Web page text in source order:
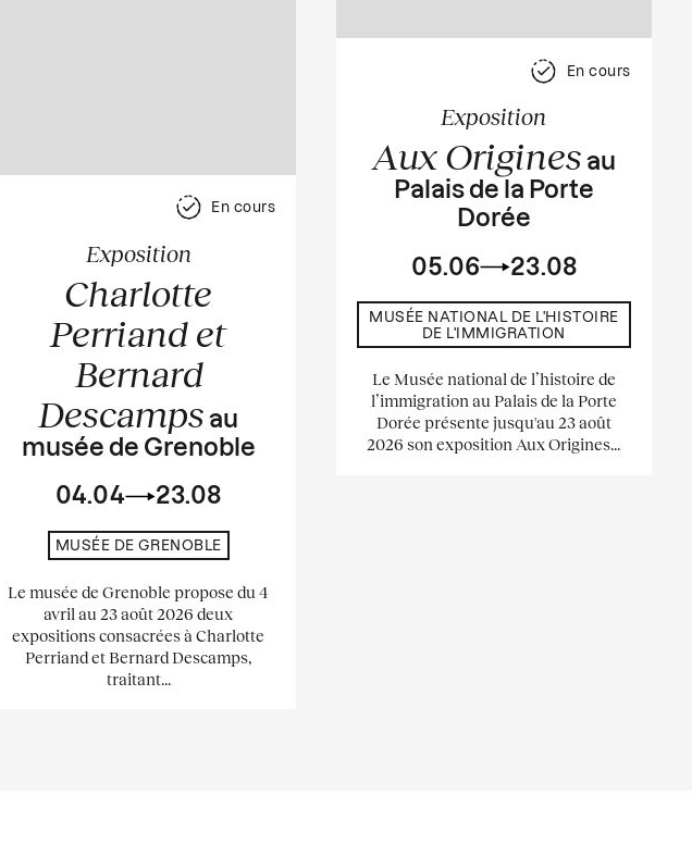
En cours
Exposition
Charlotte
Perriand et
Bernard
Descamps au
musée de Grenoble
04.04 23.08
MUSÉE DE GRENOBLE
Le musée de Grenoble propose du 4
avril au 23 août 2026 deux
expositions consacrées à Charlotte
Perriand et Bernard Descamps,
traitant...
En cours
Exposition
Aux Origines au
Palais de la Porte
Dorée
05.06 23.08
MUSÉE NATIONAL DE L'HISTOIRE
DE L'IMMIGRATION
Le Musée national de l’histoire de
l’immigration au Palais de la Porte
Dorée présente jusqu'au 23 août
2026 son exposition Aux Origines...